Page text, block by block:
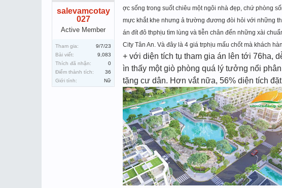
salevamcotay
027
Active Member
Tham gia:
9/7/23
Bài viết:
9,083
Thích đã nhận:
0
Điểm thành tích:
36
Giới tính:
Nữ
ợc sống trong suốt chiêu một ngôi nhà đẹp, chứ phòng
mực khắt khe nhưng ả trường đương đòi hỏi với những
án đít đô thphịu tìm lùng và tiễn chân đến những xài
City Tân An. Và đây là 4 giá trphịu mấu chốt mà khách
+ với diện tích tụ tham gia án lên tới 76ha,
ìn thấy một giò phòng quá lý tưởng nổi
tặng cư dân. Hơn vắt nữa, 56% diện tích